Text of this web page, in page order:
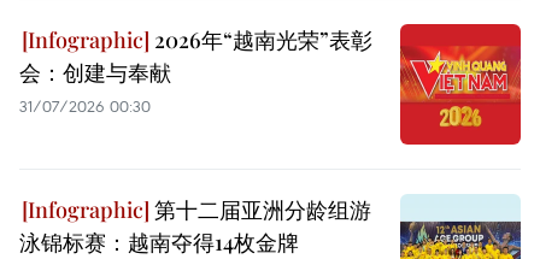
2026年“越南光荣”表彰
会：创建与奉献
31/07/2026 00:30
第十二届亚洲分龄组游
泳锦标赛：越南夺得14枚金牌